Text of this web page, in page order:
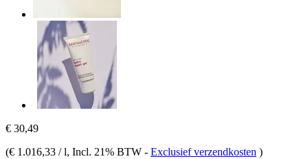
€ 30,49
(€ 1.016,33 / l, Incl. 21% BTW - Exclusief verzendkosten )